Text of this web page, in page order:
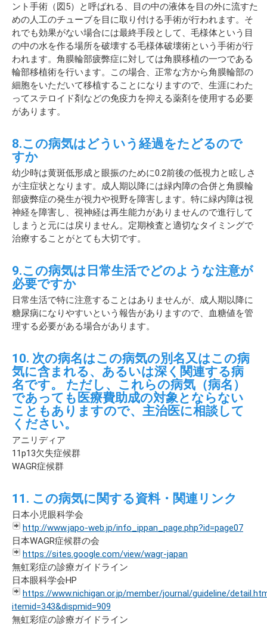
ント手術（図5）と呼ばれる、目の中の液体を目の外に流すた
めの人工のチューブを目に取り付ける手術が行われます。そ
れでも効果がない場合には最終手段として、毛様体という目
の中の水を作る場所を破壊する毛様体破壊術という手術が行
われます。角膜輪部疲弊症に対しては角膜移植の一つである
輪部移植術を行います。この場合、正常な方から角膜輪部の
細胞をいただいて移植することになりますので、生涯にわた
ってステロイド剤などの免疫力を抑える薬剤を使用する必要
があります。
8.この病気はどういう経過をたどるので
すか
幼少時は黄斑低形成と眼振のために0.2前後の低視力と眩しさ
が主症状となります。成人期以降には緑内障の合併と角膜輪
部疲弊症の発生が視力や視野を障害します。特に緑内障は視
神経を障害し、視神経は再生能力がありませんので進行して
しまうと元には戻りません。定期検査と適切なタイミングで
治療することがとても大切です。
9.この病気は日常生活でどのような注意が
必要ですか
日常生活で特に注意することはありませんが、成人期以降に
糖尿病になりやすいという報告がありますので、血糖値を管
理する必要がある場合があります。
10. 次の病名はこの病気の別名又はこの病
気に含まれる、あるいは深く関連する病
名です。 ただし、これらの病気（病名）
であっても医療費助成の対象とならない
こともありますので、主治医に相談して
ください。
アニリディア
11p13欠失症候群
WAGR症候群
11. この病気に関する資料・関連リンク
日本小児眼科学会
http://www.japo-web.jp/info_ippan_page.php?id=page07
日本WAGR症候群の会
https://sites.google.com/view/wagr-japan
無虹彩症の診療ガイドライン
日本眼科学会HP
https://www.nichigan.or.jp/member/journal/guideline/
itemid=343&dispmid=909
無虹彩症の診療ガイドライン